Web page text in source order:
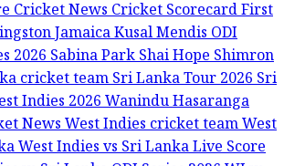
Cricket NewsCricket ScorecardFirst
JamaicaKusal MendisODI
2026Sabina ParkShai HopeShimron
cricket teamSri Lanka Tour 2026Sri
Indies 2026Wanindu Hasaranga
NewsWest Indies cricket teamWest
West Indies vs Sri Lanka Live Score